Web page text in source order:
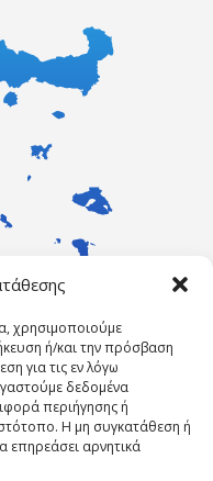
χρησιμοποιούμε
ή/και την πρόσβαση
για τις εν λόγω
δεδομένα
περιήγησης ή
Η μη συγκατάθεση ή
επηρεάσει αρνητικά